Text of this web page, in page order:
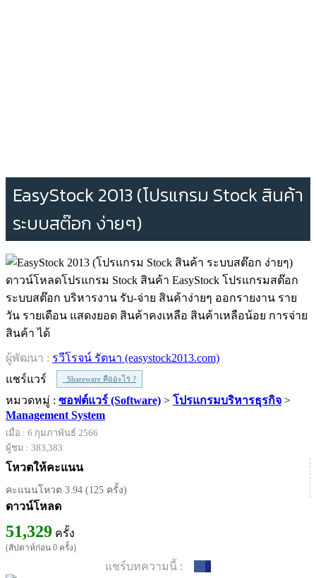
EasyStock 2013 (โปรแกรม Stock สินค้า
ระบบสต๊อก ง่ายๆ)
ดาวน์โหลดโปรแกรม Stock สินค้า EasyStock โปรแกรมสต๊อก
ระบบสต๊อก บริหารงาน รับ-จ่าย สินค้าง่ายๆ ออกรายงาน ราย
วัน รายเดือน แสดงยอด สินค้าคงเหลือ สินค้าเหลือน้อย การจ่าย
สินค้า ได้
ผู้พัฒนา : รวีโรจน์ รัตนา (easystock2013.com)
แชร์แวร์
Shareware คืออะไร ?
หมวดหมู่ : ซอฟต์แวร์ (Software) > โปรแกรมบริหารธุรกิจ >
Management System
เมื่อ : 6 กุมภาพันธ์ 2566
ผู้ชม : 383,383
โหวตให้คะแนน
คะแนนโหวต 3.94 (125 ครั้ง)
ดาวน์โหลด
51,329 ครั้ง
(สัปดาห์ก่อน 0 ครั้ง)
แชร์บทความนี้ : 0